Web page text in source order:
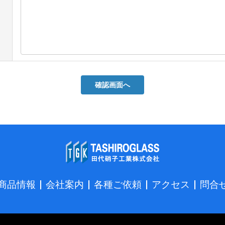
確認画面へ
品情報 会社案内 各種ご依頼 アクセス 問合